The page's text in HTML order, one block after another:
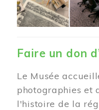
Faire un don
Le Musée
photographies et
l'histoire de la